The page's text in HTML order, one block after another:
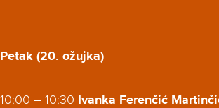
Petak (20. ožujka)
10:00 – 10:30 Ivanka Ferenčić